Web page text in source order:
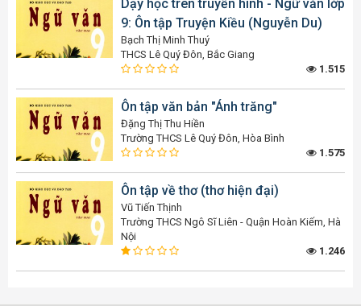
Dạy học trên truyền hình - Ngữ văn lớp
9: Ôn tập Truyện Kiều (Nguyễn Du)
Bạch Thị Minh Thuý
THCS Lê Quý Đôn, Bắc Giang
1.515
Ôn tập văn bản "Ánh trăng"
Đặng Thị Thu Hiền
Trường THCS Lê Quý Đôn, Hòa Bình
1.575
Ôn tập về thơ (thơ hiện đại)
Vũ Tiến Thịnh
Trường THCS Ngô Sĩ Liên - Quận Hoàn Kiếm, Hà
Nội
1.246